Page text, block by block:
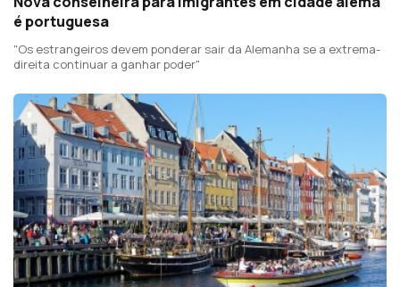
é portuguesa
"Os estrangeiros devem ponderar sair da Alemanha se a extrema-
direita continuar a ganhar poder"